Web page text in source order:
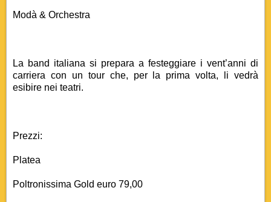
Modà & Orchestra
La band italiana si prepara a festeggiare i vent’anni di
carriera con un tour che, per la prima volta, li vedrà
esibire nei teatri.
Prezzi:
Platea
Poltronissima Gold euro 79,00